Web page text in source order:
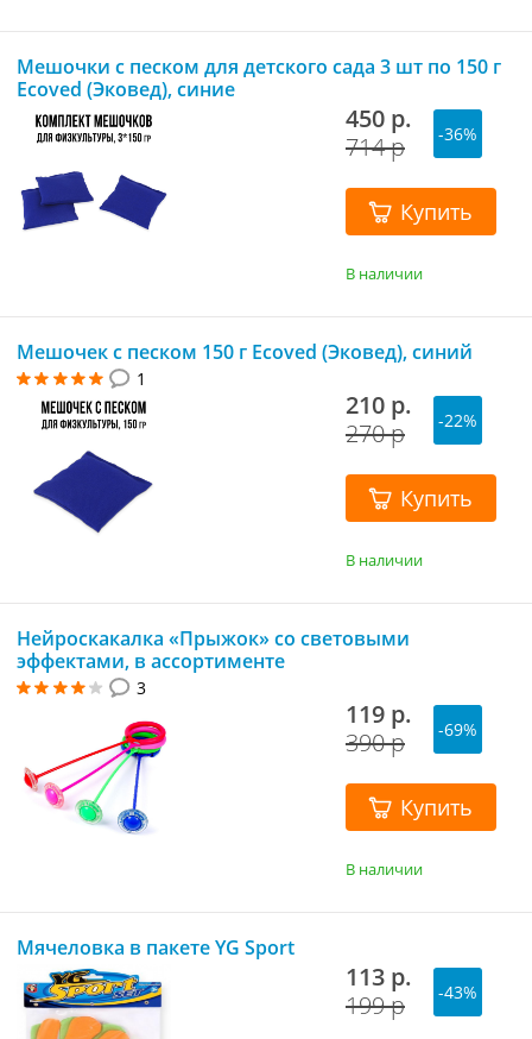
Мешочки с песком для детского сада 3 шт по 150 г
Ecoved (Эковед), синие
450 р.
714 р
-36%
Купить
В наличии
Мешочек с песком 150 г Ecoved (Эковед), синий
1
210 р.
270 р
-22%
Купить
В наличии
Нейроскакалка «Прыжок» со световыми
эффектами, в ассортименте
3
119 р.
390 р
-69%
Купить
В наличии
Мячеловка в пакете YG Sport
113 р.
199 р
-43%